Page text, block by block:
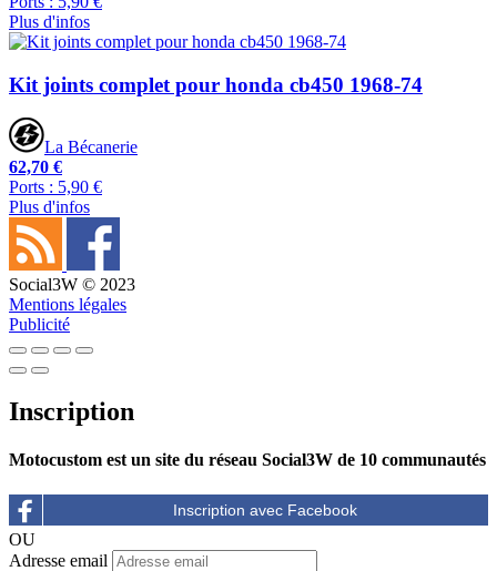
Plus d'infos
Kit joints complet pour honda cb450 1968-74
La Bécanerie
62,70 €
Ports : 5,90 €
Plus d'infos
Social3W © 2023
Mentions légales
Publicité
Inscription
Motocustom est un site du réseau Social3W de 10 communautés
OU
Adresse email